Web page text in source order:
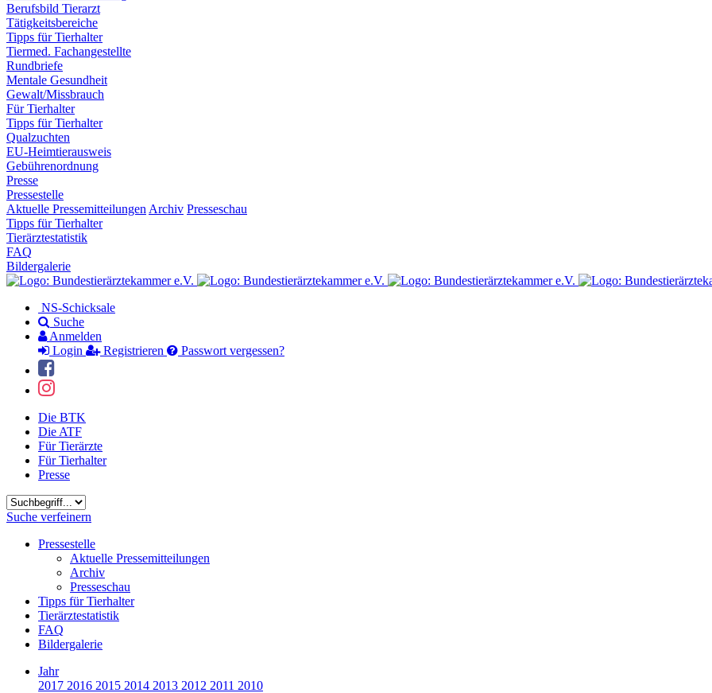
Berufsbild Tierarzt
Tätigkeitsbereiche
Tipps für Tierhalter
Tiermed. Fachangestellte
Rundbriefe
Mentale Gesundheit
Gewalt/Missbrauch
Für Tierhalter
Tipps für Tierhalter
Qualzuchten
EU-Heimtierausweis
Gebührenordnung
Presse
Pressestelle
Aktuelle Pressemitteilungen Archiv Presseschau
Tipps für Tierhalter
Tierärztestatistik
FAQ
Bildergalerie
NS-Schicksale
Suche
Anmelden
Login
Registrieren Passwort vergessen?
Die BTK
Die ATF
Für Tierärzte
Für Tierhalter
Presse
Suchbegriff
Suche verfeinern
Pressestelle
Aktuelle Pressemitteilungen
Archiv
Presseschau
Tipps für Tierhalter
Tierärztestatistik
FAQ
Bildergalerie
Jahr
2017 2016 2015 2014 2013 2012 2011 2010